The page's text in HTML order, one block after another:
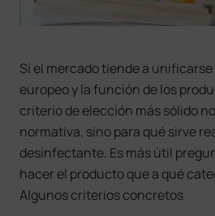
Si el mercado tiende a
europeo y la función de los
criterio de elección más sólido
normativa, sino para qué sirve
desinfectante. Es más útil
hacer el producto que a qué
Algunos criterios concretos